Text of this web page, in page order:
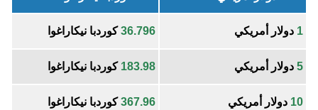
1 دولار أمريكي 36.796كوردبا نيكاراغوا
5 دولار أمريكي 183.98 كوردبا نيكاراغوا
10 دولار أمريكي 367.96كوردبا نيكاراغوا